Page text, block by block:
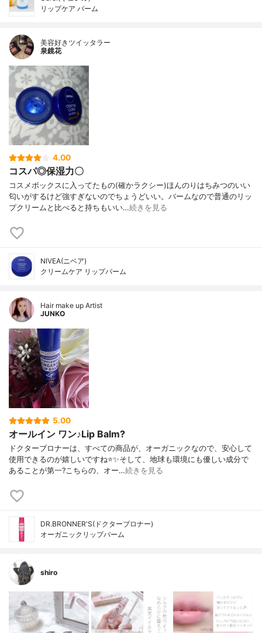
リップケア バーム
美容好きツイッタラー
泉鏡花
4.00
コスパ◎保湿力〇
コスメボックスに入ってたもの(確かラクシー)ほんのりはちみつのいい
匂いがするけど強すぎないのでちょうどいい。バームなので普通のリッ
プクリームと比べると持ちもいい…続きを見る
NIVEA(ニベア)
クリームケア リップバーム
Hair make up Artist
JUNKO
5.00
オールイン ワン♪Lip Balm?
ドクターブロナーは、すべての商品が、オーガニックなので、安心して
使用できるのが嬉しいですね⭐️✨そして、地球も環境にも優しい成分で
あることが第一?こちらの、オー…続きを見る
DR.BRONNER'S(ドクターブロナー)
オーガニックリップバーム
shiro